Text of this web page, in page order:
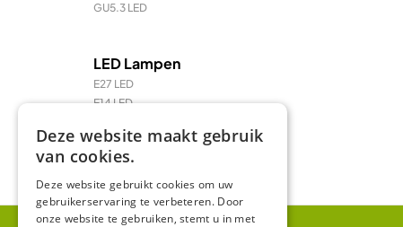
GU5.3 LED
LED Lampen
E27 LED
E14 LED
LED TL & LED PL
R7 / R7s LED
Deze website maakt gebruik
van cookies.
Deze website gebruikt cookies om uw
gebruikerservaring te verbeteren. Door
onze website te gebruiken, stemt u in met